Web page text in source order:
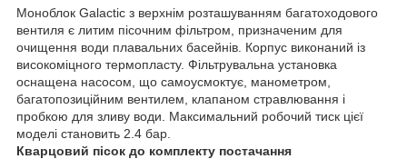
Моноблок Galactic з верхнім розташуванням багатоходового
вентиля є литим пісочним фільтром, призначеним для
очищення води плавальних басейнів. Корпус виконаний із
високоміцного термопласту. Фільтрувальна установка
оснащена насосом, що самоусмоктує, манометром,
багатопозиційним вентилем, клапаном стравлювання і
пробкою для зливу води. Максимальний робочий тиск цієї
моделі становить 2.4 бар.
Кварцовий пісок до комплекту постачання